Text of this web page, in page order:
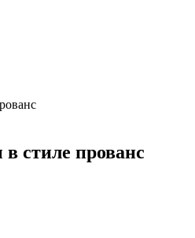
стиле прованс